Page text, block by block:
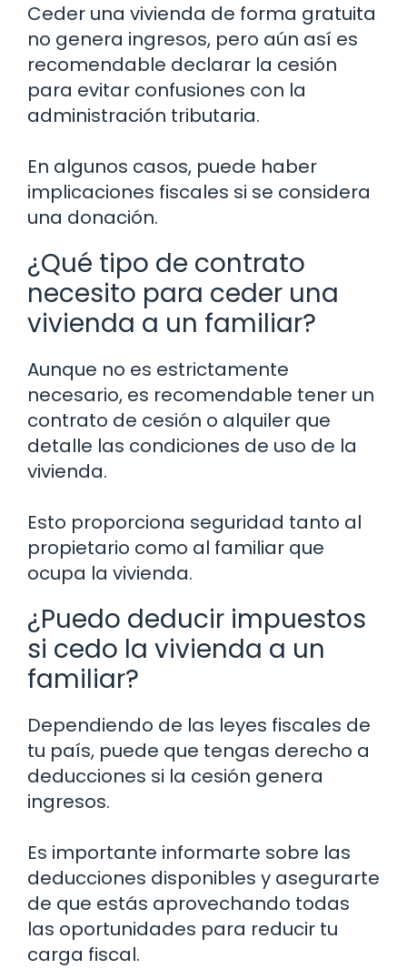
Ceder una vivienda de forma gratuita
no genera ingresos, pero aún así es
recomendable declarar la cesión
para evitar confusiones con la
administración tributaria.
En algunos casos, puede haber
implicaciones fiscales si se considera
una donación.
¿Qué tipo de contrato
necesito para ceder una
vivienda a un familiar?
Aunque no es estrictamente
necesario, es recomendable tener un
contrato de cesión o alquiler que
detalle las condiciones de uso de la
vivienda.
Esto proporciona seguridad tanto al
propietario como al familiar que
ocupa la vivienda.
¿Puedo deducir impuestos
si cedo la vivienda a un
familiar?
Dependiendo de las leyes fiscales de
tu país, puede que tengas derecho a
deducciones si la cesión genera
ingresos.
Es importante informarte sobre las
deducciones disponibles y asegurarte
de que estás aprovechando todas
las oportunidades para reducir tu
carga fiscal.